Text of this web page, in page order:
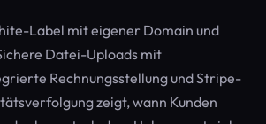
Label mit eigener Domain und
Datei-Uploads mit
Rechnungsstellung und Stripe-
zeigt, wann Kunden